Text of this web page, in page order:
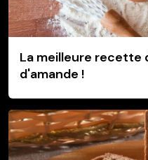
La meilleure recette
d'amande !